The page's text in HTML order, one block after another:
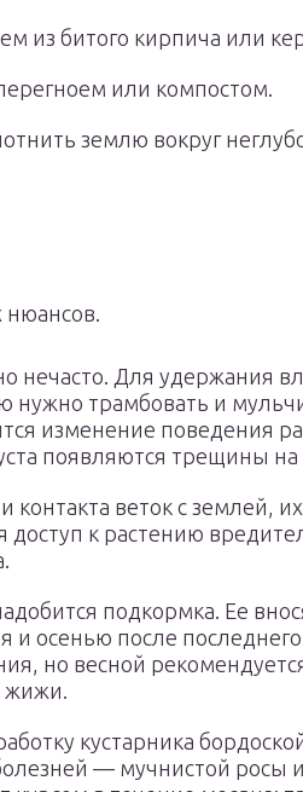
из битого кирпича или
или компостом.
землю вокруг
нюансов.
нечасто. Для удержания
нужно трамбовать и
изменение поведения
появляются трещины на
контакта веток с землей,
доступ к растению
подкормка. Ее
и осенью после
но весной
жижи.
кустарника
— мучнистой росы